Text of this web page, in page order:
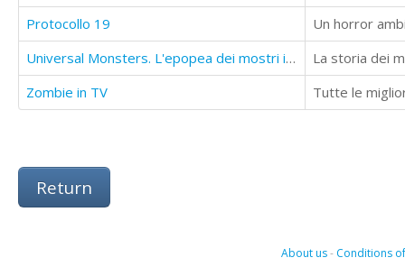
Protocollo 19
Universal Monsters. L'epopea dei mostri in bianco e nero
La storia dei
Zombie in TV
Return
About us- Conditions